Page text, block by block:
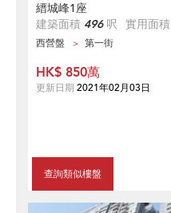
縉城峰1座
建築面積 496呎 實用面積
西營盤 第一街
查詢類似樓盤
HK$ 850萬
更新日期 2021年02月03日